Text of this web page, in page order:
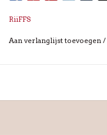
RiiFFS
Aan verlanglijst toevoegen /